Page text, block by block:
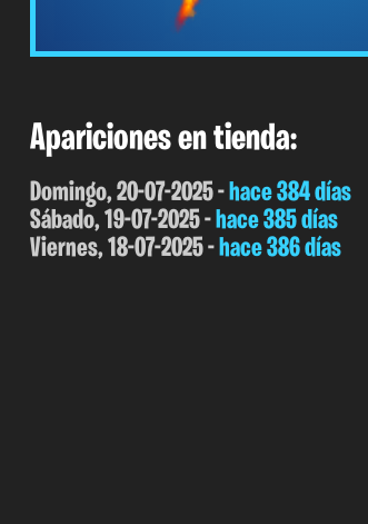
Apariciones en tienda:
Domingo, 20-07-2025 -hace 384 días
Sábado, 19-07-2025 -hace 385 días
Viernes, 18-07-2025 -hace 386 días